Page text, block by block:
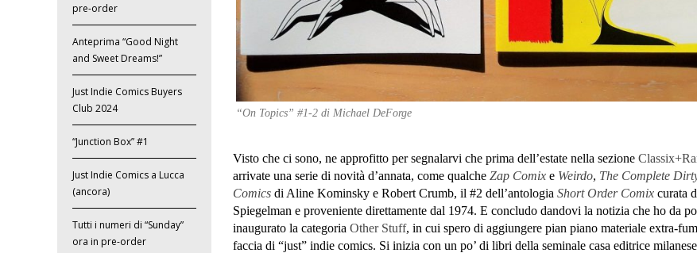
“On Topics” #1-2 di Michael DeForge
Visto che ci sono, ne approfitto per segnalarvi che prima dell’estate nella sezione
arrivate una serie di novità d’annata, come qualcheZap Comix e Weirdo, The Complete
Comics di Aline Kominsky e Robert Crumb, il #2 dell’antologiaShort Order Comix curata
Spiegelman e proveniente direttamente dal 1974. E concludo dandovi la notizia che ho da
inaugurato la categoriaOther Stuff, in cui spero di aggiungere pian piano materiale extra-
faccia di “just” indie comics. Si inizia con un po’ di libri della seminale casa editrice
pre-order
Anteprima “Good Night
and Sweet Dreams!”
Just Indie Comics Buyers
Club 2024
“Junction Box” #1
Just Indie Comics a Lucca
(ancora)
Tutti i numeri di “Sunday”
ora in pre-order